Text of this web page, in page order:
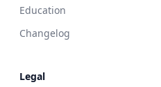
Education
Changelog
Legal